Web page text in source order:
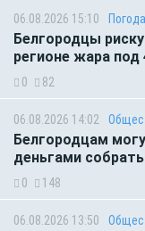
06.08.2026 15:10 Погода
Белгородцы
регионе жара под
0 82
06.08.2026 14:02
Белгородцам
деньгами
0 148
06.08.2026 13:50